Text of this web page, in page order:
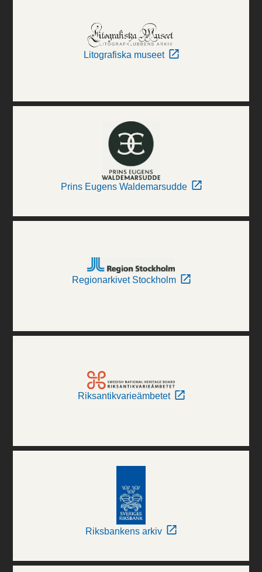
Litografiska museet
Prins Eugens Waldemarsudde
Regionarkivet Stockholm
Riksantikvarieämbetet
Riksbankens arkiv